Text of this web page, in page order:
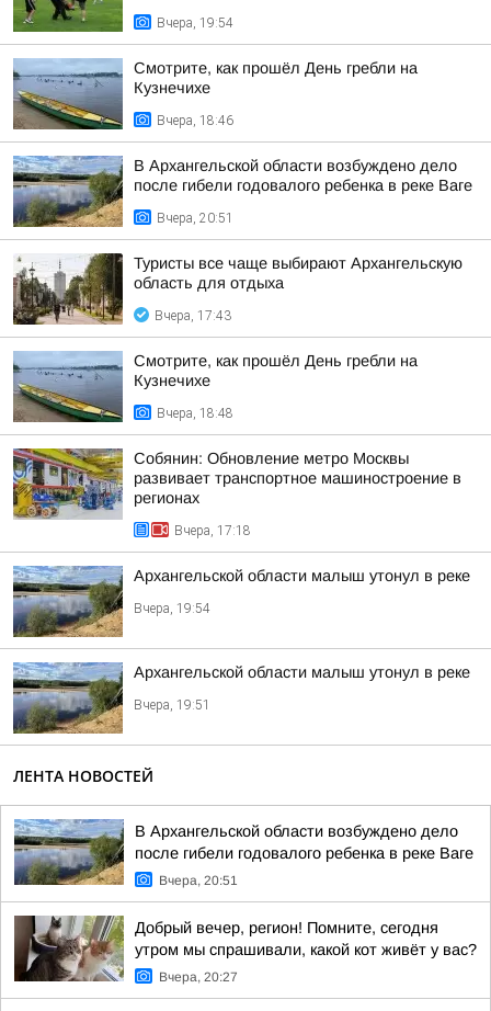
Вчера, 19:54
Смотрите, как прошёл День гребли на
Кузнечихе
Вчера, 18:46
В Архангельской области возбуждено дело
после гибели годовалого ребенка в реке Ваге
Вчера, 20:51
Туристы все чаще выбирают Архангельскую
область для отдыха
Вчера, 17:43
Смотрите, как прошёл День гребли на
Кузнечихе
Вчера, 18:48
Собянин: Обновление метро Москвы
развивает транспортное машиностроение в
регионах
Вчера, 17:18
Архангельской области малыш утонул в реке
Вчера, 19:54
Архангельской области малыш утонул в реке
Вчера, 19:51
ЛЕНТА НОВОСТЕЙ
В Архангельской области возбуждено дело
после гибели годовалого ребенка в реке Ваге
Вчера, 20:51
Добрый вечер, регион! Помните, сегодня
утром мы спрашивали, какой кот живёт у вас?
Вчера, 20:27